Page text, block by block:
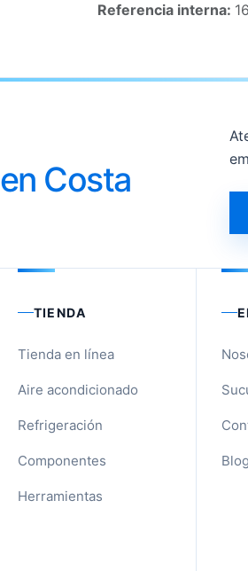
Referencia interna:
en Costa
TIENDA
Tienda en línea
Aire acondicionado
Refrigeración
Componentes
Herramientas
Blog